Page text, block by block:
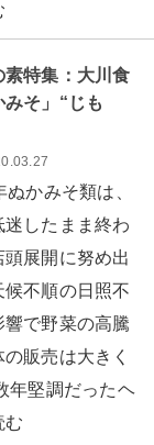
特集：大川食
そ」“じも
かみそ類は、
したまま終わ
展開に努め出
不順の日照不
で野菜の高騰
販売は大きく
堅調だったヘ
む